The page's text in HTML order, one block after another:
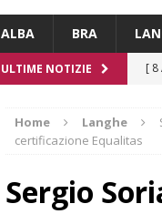
ALBA BRA
ULTIME NOTIZIE [ 8
[
[
Home Langhe
certificazione Equalitas
Sergio